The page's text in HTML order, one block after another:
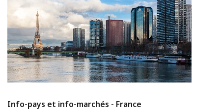
Info-pays et info-marchés - France